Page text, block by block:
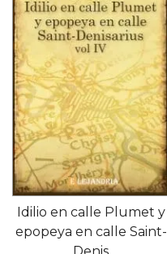
Idilio en calle Plumet y
epopeya en calle Saint-
Denis